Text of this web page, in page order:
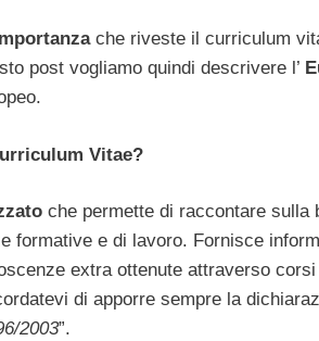
che riveste il curriculum
post vogliamo quindi descrivere l’
Vitae?
che permette di raccontare sulla
formative e di lavoro. Fornisce
extra ottenute attraverso
di apporre sempre la
2003”.